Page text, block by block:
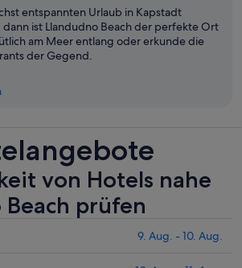
entspannten Urlaub in Kapstadt
ist Llandudno Beach der perfekte Ort
am Meer entlang oder erkunde die
der Gegend.
von Hotels nahe
prüfen
9. Aug. - 10. Aug.